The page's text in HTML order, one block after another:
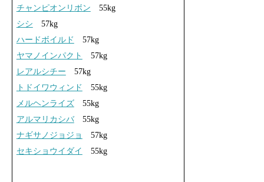
チャンピオンリボン 55kg
シシ 57kg
ハードボイルド
57kg
ヤマノインパクト
57kg
レアルシチー 57kg
トドイワウィンド
55kg
メルヘンライズ55kg
アルマリカシバ55kg
ナギサノジョジョ
57kg
セキショウイダイ
55kg